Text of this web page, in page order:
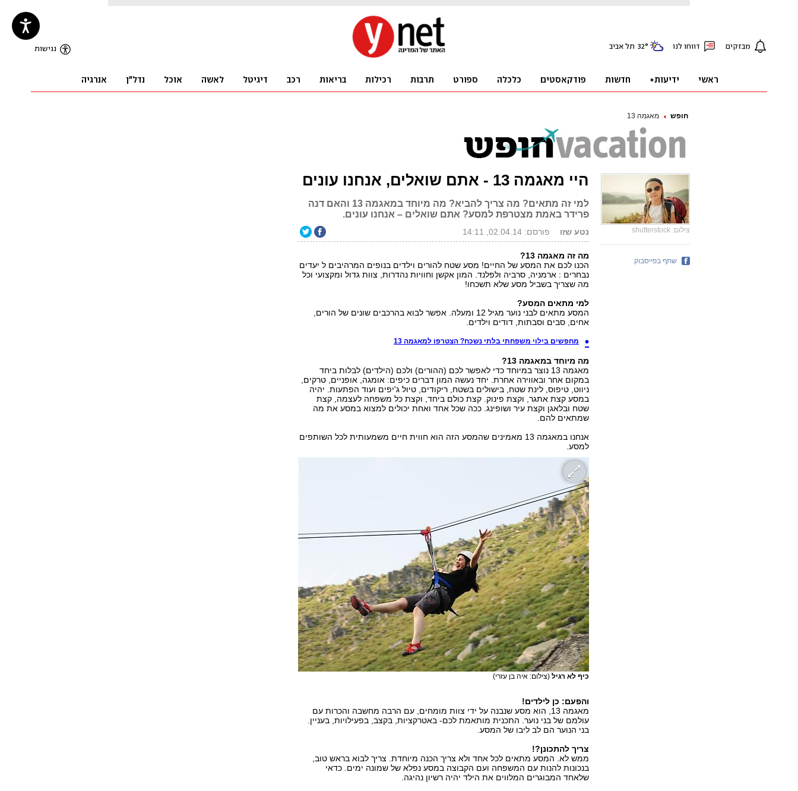
חופש מאגמה 13
היי מאגמה 13 - אתם שואלים, אנחנו עונים
למי זה מתאים? מה צריך להביא? מה מיוחד במאגמה 13 והאם דנה
פרידר באמת מצטרפת למסע? אתם שואלים – אנחנו עונים.
נטע שזו פורסם: 02.04.14, 14:11
מה זה מאגמה 13?
הכנו לכם את המסע של החיים! מסע שטח להורים וילדים בנופים המרהיבים ל יעדים
נבחרים : ארמניה, סרביה ולפלנד. המון אקשן וחוויות נהדרות, צוות גדול ומקצועי וכל
מה שצריך בשביל מסע שלא תשכחו!
למי מתאים המסע?
המסע מתאים לבני נוער מגיל 12 ומעלה. אפשר לבוא בהרכבים שונים של הורים,
אחים, סבים וסבתות, דודים וילדים.
מחפשים בילוי משפחתי בלתי נשכח? הצטרפו למאגמה 13
מה מיוחד במאגמה 13?
מאגמה 13 נוצר במיוחד כדי לאפשר לכם (ההורים) ולכם (הילדים) לבלות ביחד
במקום אחר ובאווירה אחרת. יחד נעשה המון דברים כיפים: אומגה, אופניים, טרקים,
ניווט, טיפוס, לינת שטח, בישולים בשטח, ריקודים, טיול ג'יפים ועוד הפתעות. יהיה
במסע קצת אתגר, וקצת פינוק. קצת כולם ביחד, וקצת כל משפחה לעצמה, קצת
שטח ובלאגן וקצת עיר ושופינג. ככה שכל אחד ואחת יכולים למצוא במסע את מה
שמתאים להם.
אנחנו במאגמה 13 מאמינים שהמסע הזה הוא חווית חיים משמעותית לכל השותפים
למסע.
כיף לא רגיל (צילום: איה בן עזרי)
והפעם: כן לילדים!
מאגמה 13, הוא מסע שנבנה על ידי צוות מומחים, עם הרבה מחשבה והכרות עם
עולמם של בני נוער. התכנית מותאמת לכם- באטרקציות, בקצב, בפעילויות, בעניין.
בני הנוער הם לב ליבו של המסע.
צריך להתכונן?!
ממש לא. המסע מתאים לכל אחד ולא צריך הכנה מיוחדת. צריך לבוא בראש טוב,
בנכונות להנות עם המשפחה ועם הקבוצה במסע נפלא של שמונה ימים. כדאי
שלאחד המבוגרים המלווים את הילד יהיה רשיון נהיגה.
צילום: shutterstock
שתף בפייסבוק